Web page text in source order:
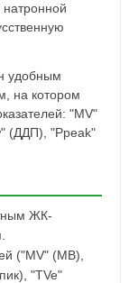
натронной
удобным
на котором
"MV"
(ДДП), "Ppeak"
ЖК-
("MV" (МВ),
"TVe"